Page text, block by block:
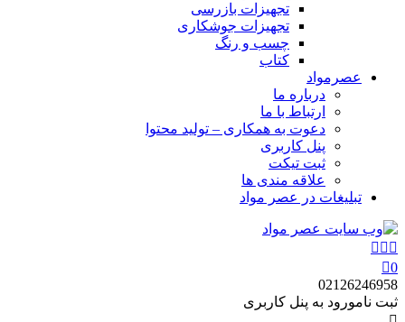
تجهیزات بازرسی
تجهیزات جوشکاری
چسب و رنگ
کتاب
عصرمواد
درباره ما
ارتباط با ما
دعوت به همکاری – تولید محتوا
پنل کاربری
ثبت تیکت
علاقه مندی ها
تبلیغات در عصر مواد
0
02126246958
ثبت نامورود به پنل کاربری